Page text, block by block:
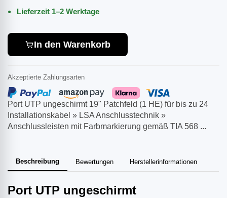
Port UTP ungeschirmt 19" Patchfeld (1 HE) für bis zu 24
Installationskabel » LSA Anschlusstechnik »
Anschlussleisten mit Farbmarkierung gemäß TIA 568 ...
Beschreibung Bewertungen Herstellerinformationen
Port UTP ungeschirmt
Lieferzeit 1–2 Werktage
In den Warenkorb
Akzeptierte Zahlungsarten